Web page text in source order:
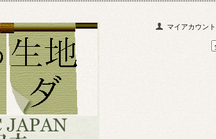
マイアカウント